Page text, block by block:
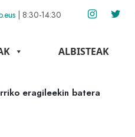
| 8:30-14:30
ALBISTEAK
eragileekin batera